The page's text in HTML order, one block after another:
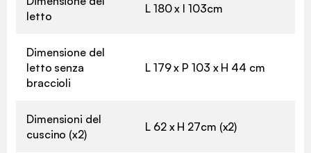
letto
L 180 x l 103cm
Dimensione del
letto senza
braccioli
L 179 x P 103 x H 44 cm
Dimensioni del
cuscino (x2)
L 62 x H 27cm (x2)